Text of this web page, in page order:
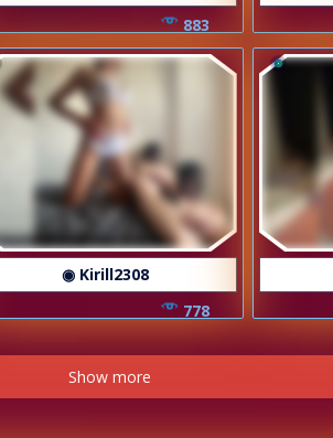
883
◉ Kirill2308
778
Show more